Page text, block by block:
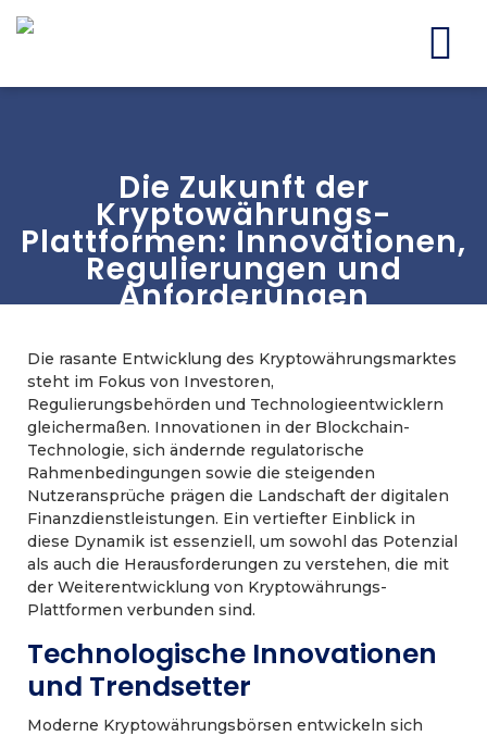
Die Zukunft der
Kryptowährungs-
Plattformen: Innovationen,
Regulierungen und
Anforderungen
Die rasante Entwicklung des Kryptowährungsmarktes
steht im Fokus von Investoren,
Regulierungsbehörden und Technologieentwicklern
gleichermaßen. Innovationen in der Blockchain-
Technologie, sich ändernde regulatorische
Rahmenbedingungen sowie die steigenden
Nutzeransprüche prägen die Landschaft der digitalen
Finanzdienstleistungen. Ein vertiefter Einblick in
diese Dynamik ist essenziell, um sowohl das Potenzial
als auch die Herausforderungen zu verstehen, die mit
der Weiterentwicklung von Kryptowährungs-
Plattformen verbunden sind.
Technologische Innovationen
und Trendsetter
Moderne Kryptowährungsbörsen entwickeln sich